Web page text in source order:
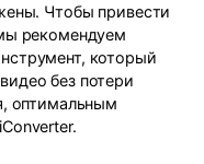
Чтобы привести
рекомендуем
который
без потери
оптимальным